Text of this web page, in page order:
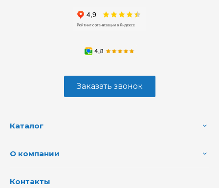
Заказать звонок
Каталог
О компании
Контакты